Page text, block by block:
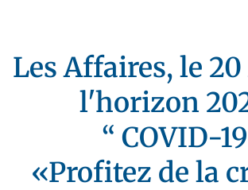
Les Affaires, le
l'horizon
“ COVID-
«Profitez de la